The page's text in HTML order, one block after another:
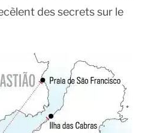
des secrets sur le